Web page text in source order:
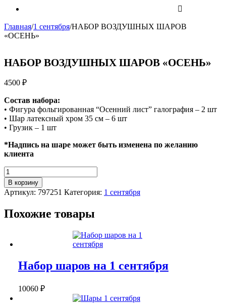
Главная/1 сентября/НАБОР ВОЗДУШНЫХ ШАРОВ
«ОСЕНЬ»
НАБОР ВОЗДУШНЫХ ШАРОВ «ОСЕНЬ»
4500 ₽
Состав набора:
• Фигура фольгированная “Осенний лист” галография – 2 шт
• Шар латексный хром 35 см – 6 шт
• Грузик – 1 шт
*Надпись на шаре может быть изменена по желанию
клиента
Количество
НАБОР
ВОЗДУШНЫХ
ШАРОВ
В корзину
Артикул: 797251 Категория: 1 сентября
Похожие товары
Набор шаров на 1 сентября
10060 ₽